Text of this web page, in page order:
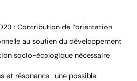
: Contribution de l’orientation
au soutien du développement
socio-écologique nécessaire
et résonance : une possible